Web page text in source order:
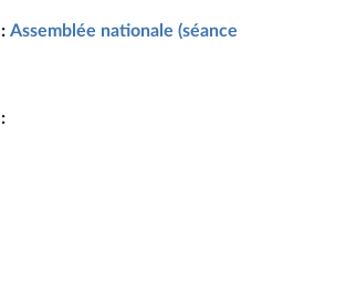
Assemblée nationale (séance